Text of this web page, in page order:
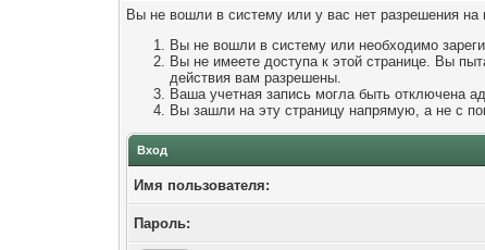
Вы не вошли в систему или у вас нет разрешения
Вы не вошли в систему или необходимо
Вы не имеете доступа к этой странице. Вы
действия вам разрешены.
Ваша учетная запись могла быть отключена
Вы зашли на эту страницу напрямую, а не с
Вход
Имя пользователя:
Пароль: